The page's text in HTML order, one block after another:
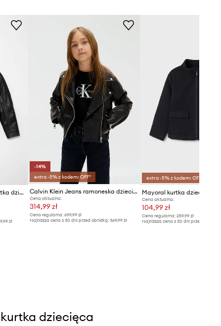
United Colors of Benetton kurtka dziecięca
zł
-14%
extra -5% z kodem: OFF*
Calvin Klein Jeans ramoneska dziecięca
Cena aktualna:
314,99 zł
Cena regularna:699,99 zł
Najniższa cena z 30 dni przed obniżką:369,99 zł
extra -5% z kodem: OFF*
Mayoral kurtka dziecięca
Cena aktualna:
104,99 zł
Cena regularna: 259,99 zł
Najniższa cena z 30 dni przed obniżką:
dziecięca